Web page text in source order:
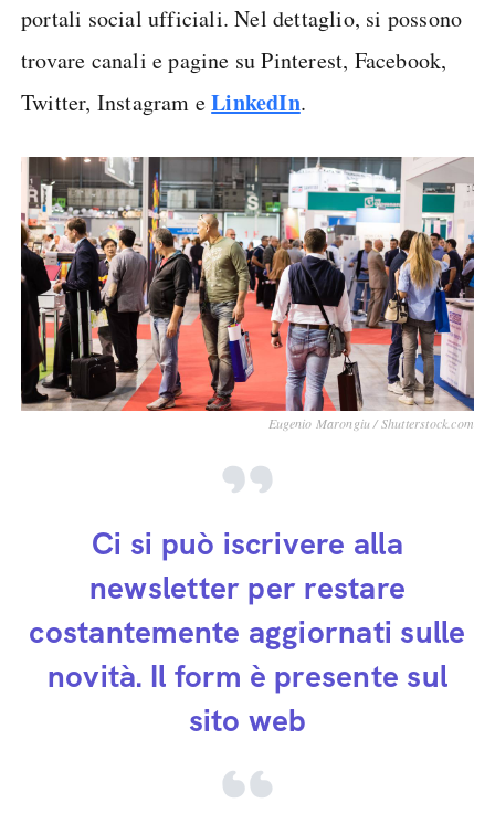
portali social ufficiali. Nel dettaglio, si possono
trovare canali e pagine su Pinterest, Facebook,
Twitter, Instagram eLinkedIn.
Eugenio Marongiu / Shutterstock.com
Ci si può iscrivere alla
newsletter per restare
costantemente aggiornati sulle
novità. Il form è presente sul
sito web